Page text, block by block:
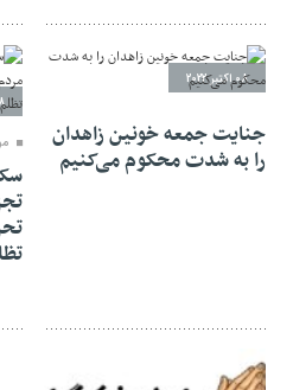
08 اکتبر 2022
جنایت جمعه خونین زاهدان
را به شدت محکوم می‌کنیم
28